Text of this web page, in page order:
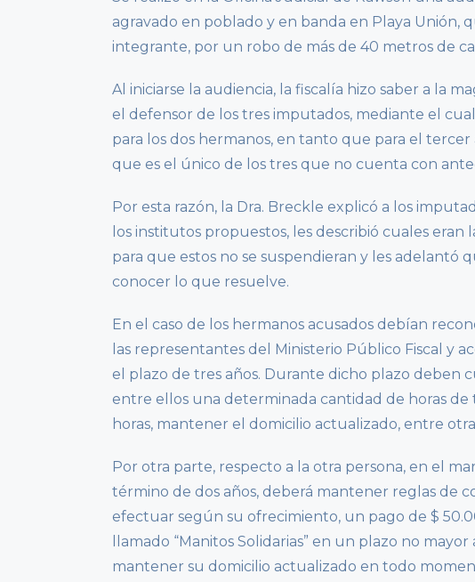
agravado en poblado y en banda en Playa Unión,
integrante, por un robo de más de 40 metros de
Al iniciarse la audiencia, la fiscalía hizo saber a la
el defensor de los tres imputados, mediante el
para los dos hermanos, en tanto que para el
que es el único de los tres que no cuenta con
Por esta razón, la Dra. Breckle explicó a los
los institutos propuestos, les describió cuales
para que estos no se suspendieran y les adelantó
conocer lo que resuelve.
En el caso de los hermanos acusados debían
las representantes del Ministerio Público Fiscal y
el plazo de tres años. Durante dicho plazo deben
entre ellos una determinada cantidad de horas
horas, mantener el domicilio actualizado, entre
Por otra parte, respecto a la otra persona, en el
término de dos años, deberá mantener reglas de
efectuar según su ofrecimiento, un pago de $
llamado “Manitos Solidarias” en un plazo no
mantener su domicilio actualizado en todo